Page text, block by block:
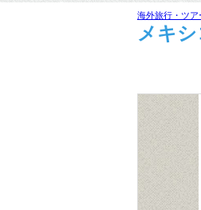
海外旅行・ツア
メキ